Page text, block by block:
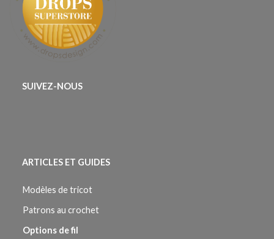
SUIVEZ-NOUS
ARTICLES ET GUIDES
Modèles de tricot
Patrons au crochet
Options de fil